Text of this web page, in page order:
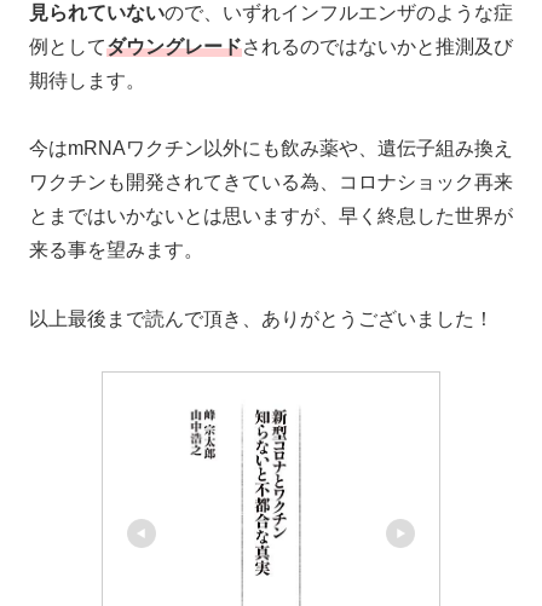
見られていないので、いずれインフルエンザのような症
例としてダウングレードされるのではないかと推測及び
期待します。
今はmRNAワクチン以外にも飲み薬や、遺伝子組み換え
ワクチンも開発されてきている為、コロナショック再来
とまではいかないとは思いますが、早く終息した世界が
来る事を望みます。
以上最後まで読んで頂き、ありがとうございました！